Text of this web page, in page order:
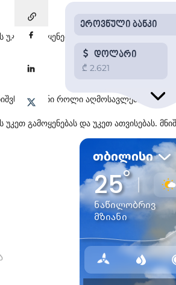
უკეთ გამოყენებას
როლი აღმოსავლეთსა და
უკეთ გამოყენებას და უკეთ ათვისებას.